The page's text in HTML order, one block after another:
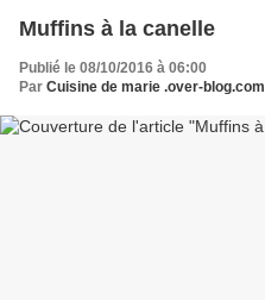
Muffins à la canelle
Publié le 08/10/2016 à 06:00
Par Cuisine de marie .over-blog.com